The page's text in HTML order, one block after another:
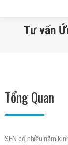
Tư vấn
Tổng Quan
SEN có nhiều năm